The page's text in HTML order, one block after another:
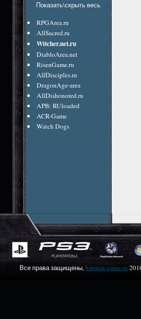
Показать\скрыть весь
RPGArea.ru
AllSacred.ru
Witcher.net.ru
DiabloArea.net
RisenGame.ru
AllDisciples.ru
DragonAge-area
AllDishonored.ru
APB: RUloaded
ACR-Game
Watch Dogs
Все права защищены,batman-game.ru